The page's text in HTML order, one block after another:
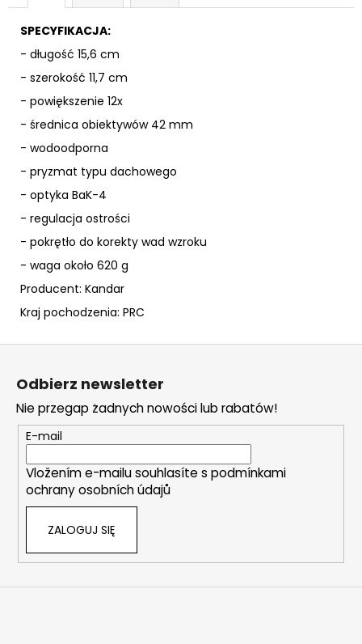
SPECYFIKACJA:
- długość 15,6 cm
- szerokość 11,7 cm
- powiększenie 12x
- średnica obiektywów 42 mm
- wodoodporna
- pryzmat typu dachowego
- optyka BaK-4
- regulacja ostrości
- pokrętło do korekty wad wzroku
- waga około 620 g
Producent: Kandar
Kraj pochodzenia: PRC
S
Odbierz newsletter
Nie przegap żadnych nowości lub rabatów!
E-mail
Vložením e-mailu souhlasíte s podmínkami
ochrany osobních údajů
ZALOGUJ SIĘ